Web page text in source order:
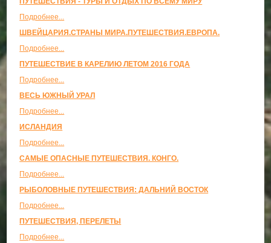
Подробнее...
ШВЕЙЦАРИЯ.СТРАНЫ МИРА.ПУТЕШЕСТВИЯ.ЕВРОПА.
Подробнее...
ПУТЕШЕСТВИЕ В КАРЕЛИЮ ЛЕТОМ 2016 ГОДА
Подробнее...
ВЕСЬ ЮЖНЫЙ УРАЛ
Подробнее...
ИСЛАНДИЯ
Подробнее...
САМЫЕ ОПАСНЫЕ ПУТЕШЕСТВИЯ. КОНГО.
Подробнее...
РЫБОЛОВНЫЕ ПУТЕШЕСТВИЯ: ДАЛЬНИЙ ВОСТОК
Подробнее...
ПУТЕШЕСТВИЯ, ПЕРЕЛЕТЫ
Подробнее...